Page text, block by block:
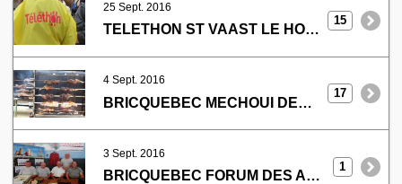
25 Sept. 2016
TELETHON ST VAAST LE HOUGUE
15
4 Sept. 2016
BRICQUEBEC MECHOUI DES MARINS
17
3 Sept. 2016
BRICQUEBEC FORUM DES ASSOCIATIONS
1